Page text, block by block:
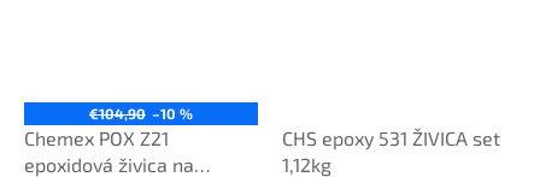
€104,90 –10 %
Chemex POX Z21
epoxidová živica na
CHS epoxy 531 ŽIVICA set
1,12kg